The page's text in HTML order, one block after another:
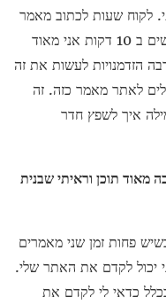
איכותי. לקוח שעות לכתוב מאמר
איכותי. מאמר קידום רגיל זה משהו שעושים ב 10 דקות אני מאוד
הזדמנויות לעשות את זה
לאתר מאמר כזה. זה
אותם יותר טוב מאמר של 300 מילה איך לשפץ חדר
מאוד תוכן וראיתי שבנית
פחות זמן שני מאמרים
לקדם את האתר שלי.
כדאי לי לקדם את